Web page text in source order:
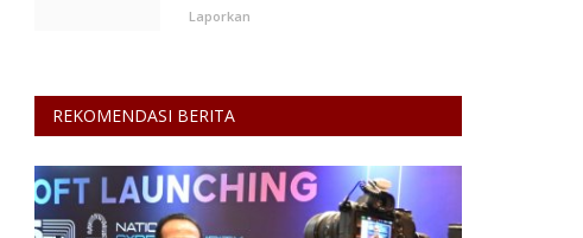
Laporkan
REKOMENDASI BERITA